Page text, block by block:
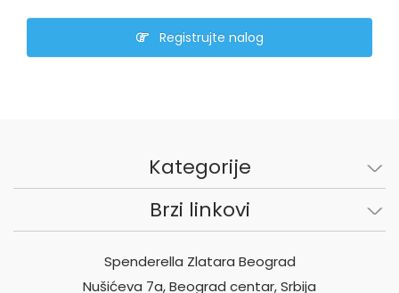
Registrujte nalog
Kategorije
Brzi linkovi
Spenderella Zlatara Beograd
Nušićeva 7a, Beograd centar, Srbija